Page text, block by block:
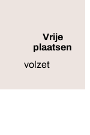
Vrije
plaatsen
volzet